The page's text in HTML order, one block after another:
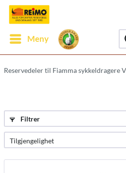
Meny
Reservedeler til Fiamma sykkeldragere
Filtrer